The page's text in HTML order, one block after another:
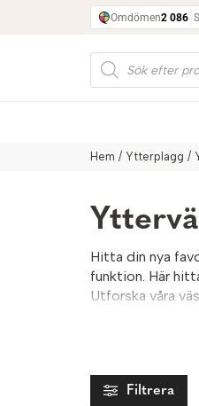
Produktsökning
Hem / Ytterplagg /
Hitta din nya
funktion. Här
Utforska våra
Filtrera